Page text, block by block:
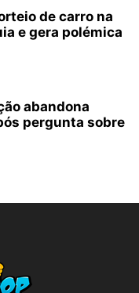
de carro na
e gera polémica
abandona
pergunta sobre